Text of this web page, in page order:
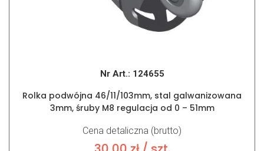
Nr Art.: 124655
Rolka podwójna 46/11/103mm, stal galwanizowana
3mm, śruby M8 regulacja od 0 – 51mm
Cena detaliczna (brutto)